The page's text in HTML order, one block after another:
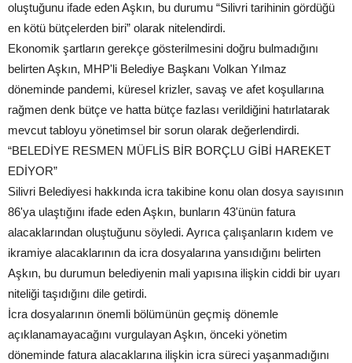
oluştuğunu ifade eden Aşkın, bu durumu “Silivri tarihinin gördüğü
en kötü bütçelerden biri” olarak nitelendirdi.
Ekonomik şartların gerekçe gösterilmesini doğru bulmadığını
belirten Aşkın, MHP'li Belediye Başkanı Volkan Yılmaz
döneminde pandemi, küresel krizler, savaş ve afet koşullarına
rağmen denk bütçe ve hatta bütçe fazlası verildiğini hatırlatarak
mevcut tabloyu yönetimsel bir sorun olarak değerlendirdi.
“BELEDİYE RESMEN MÜFLİS BİR BORÇLU GİBİ HAREKET
EDİYOR”
Silivri Belediyesi hakkında icra takibine konu olan dosya sayısının
86'ya ulaştığını ifade eden Aşkın, bunların 43'ünün fatura
alacaklarından oluştuğunu söyledi. Ayrıca çalışanların kıdem ve
ikramiye alacaklarının da icra dosyalarına yansıdığını belirten
Aşkın, bu durumun belediyenin mali yapısına ilişkin ciddi bir uyarı
niteliği taşıdığını dile getirdi.
İcra dosyalarının önemli bölümünün geçmiş dönemle
açıklanamayacağını vurgulayan Aşkın, önceki yönetim
döneminde fatura alacaklarına ilişkin icra süreci yaşanmadığını